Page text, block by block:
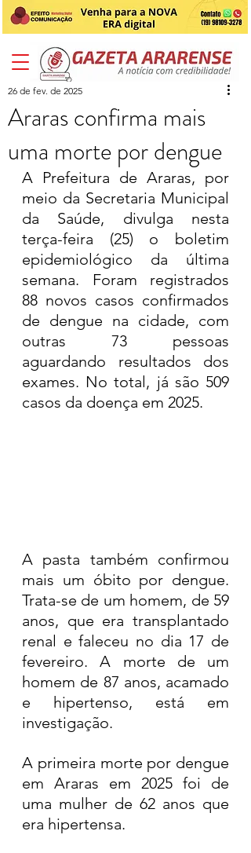
Araras confirma mais
uma morte por dengue
26 de fev. de 2025
A Prefeitura de Araras, por
meio da Secretaria Municipal
da Saúde, divulga nesta
terça-feira (25) o boletim
epidemiológico da última
semana. Foram registrados
88 novos casos confirmados
de dengue na cidade, com
outras 73 pessoas
aguardando resultados dos
exames. No total, já são 509
casos da doença em 2025.
A pasta também confirmou
mais um óbito por dengue.
Trata-se de um homem, de 59
anos, que era transplantado
renal e faleceu no dia 17 de
fevereiro. A morte de um
homem de 87 anos, acamado
e hipertenso, está em
investigação.
A primeira morte por dengue
em Araras em 2025 foi de
uma mulher de 62 anos que
era hipertensa.